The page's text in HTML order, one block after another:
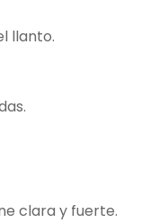
llanto.
clara y fuerte.